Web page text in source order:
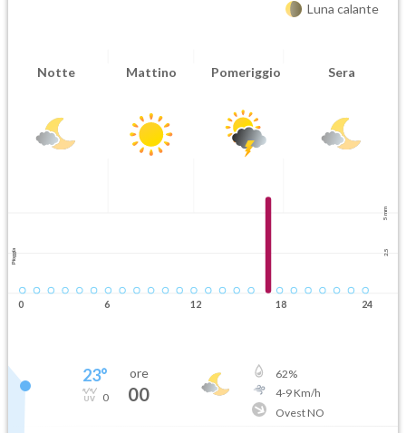
Luna calante
Notte Mattino Pomeriggio Sera
5 mm
2.5
Pioggia
0 6 12 18 24
23°
0
ore
00
62%
4-9Km/h
Ovest NO